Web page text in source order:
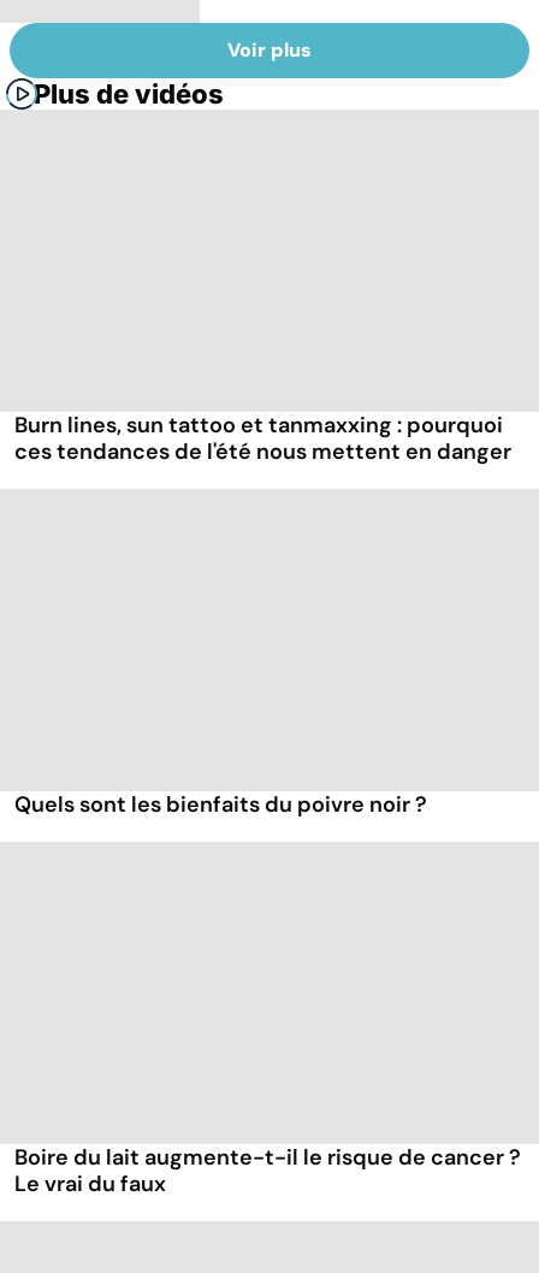
Voir plus
Plus de vidéos
Burn lines, sun tattoo et tanmaxxing : pourquoi
ces tendances de l'été nous mettent en danger
Quels sont les bienfaits du poivre noir ?
Boire du lait augmente-t-il le risque de cancer ?
Le vrai du faux